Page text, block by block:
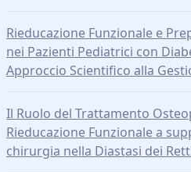
Rieducazione Funzionale e
nei Pazienti Pediatrici con
Approccio Scientifico alla
Il Ruolo del Trattamento
Rieducazione Funzionale a
chirurgia nella Diastasi dei